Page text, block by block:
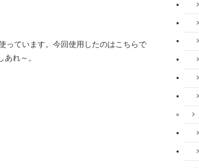
っています。今回使用したのはこちらで
れ～。